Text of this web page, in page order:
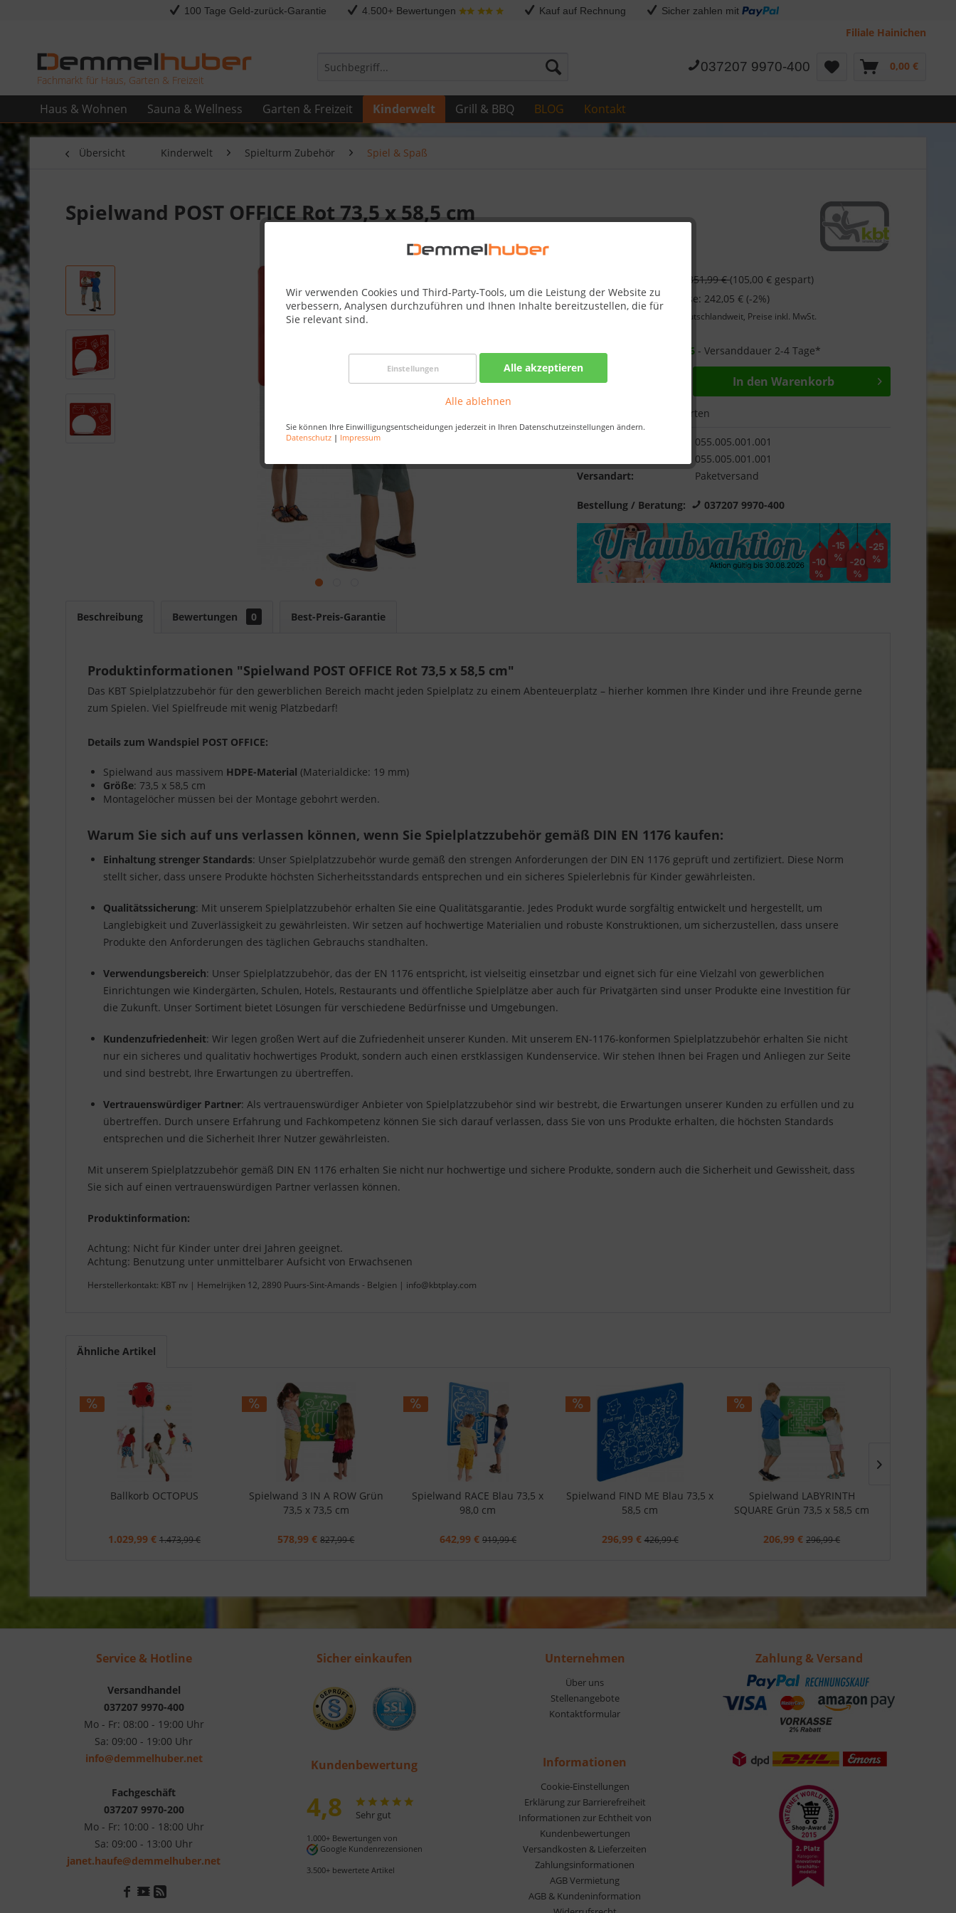
100 Tage Geld-zurück-Garantie 4.500+ Bewertungen Kauf auf Rechnung Sicher zahlen mit
Filiale Hainichen
Fachmarkt für Haus, Garten & Freizeit
037207 9970-400 0,00 €
Haus & Wohnen Sauna & Wellness Garten & Freizeit Kinderwelt Grill & BBQ BLOG Kontakt
Wir verwenden Cookies und Third-Party-Tools, um die Leistung der Website zu
verbessern, Analysen durchzuführen und Ihnen Inhalte bereitzustellen, die für
Sie relevant sind.
Einstellungen Alle akzeptieren
Alle ablehnen
Sie können Ihre Einwilligungsentscheidungen jederzeit in Ihren Datenschutzeinstellungen ändern.
Datenschutz | Impressum
Übersicht Kinderwelt Spielturm Zubehör Spiel & Spaß
Spielwand POST OFFICE Rot 73,5 x 58,5 cm
351,99 €(105,00 € gespart)
Skonto-Preis bei Vorkasse: 242,05 € (-2%)
deutschlandweit, Preise inkl. MwSt.
Verfügbar ab 16.09.26 - Versanddauer 2-4 Tage*
In den Warenkorb
Bewerten
055.005.001.001
055.005.001.001
Versandart:
Paketversand
Bestellung / Beratung: 037207 9970-400
Beschreibung Bewertungen 0 Best-Preis-Garantie
Produktinformationen "Spielwand POST OFFICE Rot 73,5 x 58,5 cm"
Das KBT Spielplatzzubehör für den gewerblichen Bereich macht jeden Spielplatz zu einem Abenteuerplatz – hierher kommen Ihre Kinder und ihre Freunde gerne
zum Spielen. Viel Spielfreude mit wenig Platzbedarf!
Details zum Wandspiel POST OFFICE:
Spielwand aus massivem HDPE-Material (Materialdicke: 19 mm)
Größe: 73,5 x 58,5 cm
Montagelöcher müssen bei der Montage gebohrt werden.
Warum Sie sich auf uns verlassen können, wenn Sie Spielplatzzubehör gemäß DIN EN 1176 kaufen:
Einhaltung strenger Standards: Unser Spielplatzzubehör wurde gemäß den strengen Anforderungen der DIN EN 1176 geprüft und zertifiziert. Diese Norm
stellt sicher, dass unsere Produkte höchsten Sicherheitsstandards entsprechen und ein sicheres Spielerlebnis für Kinder gewährleisten.
Qualitätssicherung: Mit unserem Spielplatzzubehör erhalten Sie eine Qualitätsgarantie. Jedes Produkt wurde sorgfältig entwickelt und hergestellt, um
Langlebigkeit und Zuverlässigkeit zu gewährleisten. Wir setzen auf hochwertige Materialien und robuste Konstruktionen, um sicherzustellen, dass unsere
Produkte den Anforderungen des täglichen Gebrauchs standhalten.
Verwendungsbereich: Unser Spielplatzzubehör, das der EN 1176 entspricht, ist vielseitig einsetzbar und eignet sich für eine Vielzahl von gewerblichen
Einrichtungen wie Kindergärten, Schulen, Hotels, Restaurants und öffentliche Spielplätze aber auch für Privatgärten sind unser Produkte eine Investition für
die Zukunft. Unser Sortiment bietet Lösungen für verschiedene Bedürfnisse und Umgebungen.
Kundenzufriedenheit: Wir legen großen Wert auf die Zufriedenheit unserer Kunden. Mit unserem EN-1176-konformen Spielplatzzubehör erhalten Sie nicht
nur ein sicheres und qualitativ hochwertiges Produkt, sondern auch einen erstklassigen Kundenservice. Wir stehen Ihnen bei Fragen und Anliegen zur Seite
und sind bestrebt, Ihre Erwartungen zu übertreffen.
Vertrauenswürdiger Partner: Als vertrauenswürdiger Anbieter von Spielplatzzubehör sind wir bestrebt, die Erwartungen unserer Kunden zu erfüllen und zu
übertreffen. Durch unsere Erfahrung und Fachkompetenz können Sie sich darauf verlassen, dass Sie von uns Produkte erhalten, die höchsten Standards
entsprechen und die Sicherheit Ihrer Nutzer gewährleisten.
Mit unserem Spielplatzzubehör gemäß DIN EN 1176 erhalten Sie nicht nur hochwertige und sichere Produkte, sondern auch die Sicherheit und Gewissheit, dass
Sie sich auf einen vertrauenswürdigen Partner verlassen können.
Produktinformation:
Achtung: Nicht für Kinder unter drei Jahren geeignet.
Achtung: Benutzung unter unmittelbarer Aufsicht von Erwachsenen
Herstellerkontakt: KBT nv | Hemelrijken 12, 2890 Puurs-Sint-Amands - Belgien | info@kbtplay.com
Ähnliche Artikel
Ballkorb OCTOPUS
1.029,99 € 1.473,99 €
Spielwand 3 IN A ROW Grün
73,5 x 73,5 cm
578,99 € 827,99 €
Spielwand RACE Blau 73,5 x
98,0 cm
642,99 € 919,99 €
Spielwand FIND ME Blau 73,5 x
58,5 cm
296,99 € 426,99 €
Spielwand LABYRINTH
SQUARE Grün 73,5 x 58,5 cm
206,99 € 296,99 €
Service & Hotline
Versandhandel
037207 9970-400
Mo - Fr: 08:00 - 19:00 Uhr
Sa: 09:00 - 19:00 Uhr
info@demmelhuber.net
Fachgeschäft
037207 9970-200
Mo - Fr: 10:00 - 18:00 Uhr
Sa: 09:00 - 13:00 Uhr
janet.haufe@demmelhuber.net
Sicher einkaufen
Kundenbewertung
4,8 Sehr gut
1.000+ Bewertungen von
Google Kundenrezensionen
3.500+ bewertete Artikel
Unternehmen
Über uns
Stellenangebote
Kontaktformular
Informationen
Cookie-Einstellungen
Erklärung zur Barrierefreiheit
Informationen zur Echtheit von
Kundenbewertungen
Versandkosten & Lieferzeiten
Zahlungsinformationen
AGB Vermietung
AGB & Kundeninformation
Zahlung & Versand